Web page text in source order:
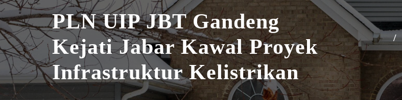
PLN UIP JBT Gandeng
Kejati Jabar Kawal Proyek
Infrastruktur Kelistrikan